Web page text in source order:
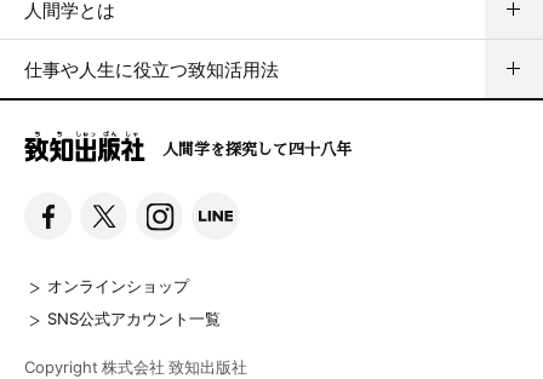
人間学とは
仕事や人生に役立つ致知活用法
人間学を探究して四十八年
オンラインショップ
SNS公式アカウント一覧
Copyright 株式会社 致知出版社